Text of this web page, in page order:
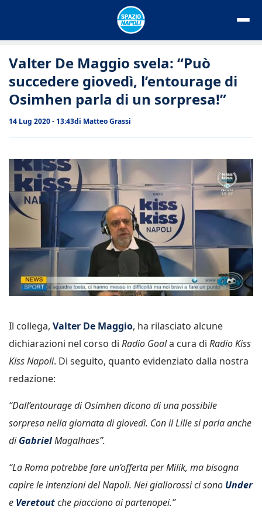
Valter De Maggio svela: “Può
succedere giovedì, l’entourage di
Osimhen parla di un sorpresa!”
14 Lug 2020 - 13:43di Matteo Grassi
Il collega, Valter De Maggio, ha rilasciato alcune
dichiarazioni nel corso di Radio Goala cura di Radio Kiss
Kiss Napoli. Di seguito, quanto evidenziato dalla nostra
redazione:
“Dall’entourage di Osimhen dicono di una possibile
sorpresa nella giornata di giovedì. Con il Lille si parla anche
diGabrielMagalhaes”.
“La Roma potrebbe fare un’offerta per Milik, ma bisogna
capire le intenzioni del Napoli. Nei giallorossi ci sono Under
e Veretoutche piacciono ai partenopei.”